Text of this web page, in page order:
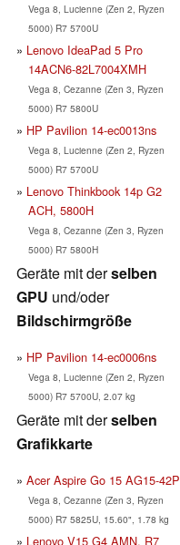
Vega 8, Lucienne (Zen 2, Ryzen
5000) R7 5700U
Lenovo IdeaPad 5 Pro
14ACN6-82L7004XMH
Vega 8, Cezanne (Zen 3, Ryzen
5000) R7 5800U
HP Pavilion 14-ec0013ns
Vega 8, Lucienne (Zen 2, Ryzen
5000) R7 5700U
Lenovo Thinkbook 14p G2
ACH, 5800H
Vega 8, Cezanne (Zen 3, Ryzen
5000) R7 5800H
Geräte mit derselben
GPU und/oder
Bildschirmgröße
HP Pavilion 14-ec0006ns
Vega 8, Lucienne (Zen 2, Ryzen
5000) R7 5700U, 2.07 kg
Geräte mit derselben
Grafikkarte
Acer Aspire Go 15 AG15-42P
Vega 8, Cezanne (Zen 3, Ryzen
5000) R7 5825U, 15.60", 1.78 kg
Lenovo V15 G4 AMN, R7